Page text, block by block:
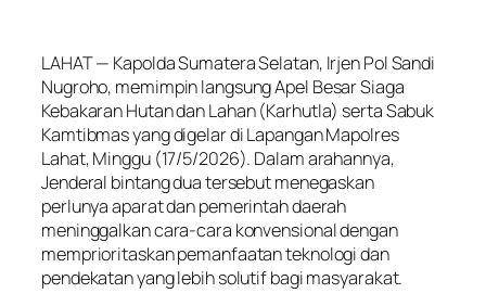
LAHAT — Kapolda Sumatera Selatan, Irjen Pol Sandi
Nugroho, memimpin langsung Apel Besar Siaga
Kebakaran Hutan dan Lahan (Karhutla) serta Sabuk
Kamtibmas yang digelar di Lapangan Mapolres
Lahat, Minggu (17/5/2026). Dalam arahannya,
Jenderal bintang dua tersebut menegaskan
perlunya aparat dan pemerintah daerah
meninggalkan cara-cara konvensional dengan
memprioritaskan pemanfaatan teknologi dan
pendekatan yang lebih solutif bagi masyarakat.